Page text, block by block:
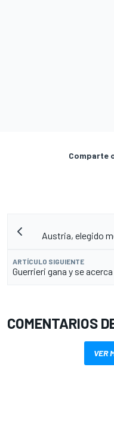
Comparte
Austria, elegido
ARTÍCULO SIGUIENTE
Guerrieri gana y se
COMENTARIOS
VER